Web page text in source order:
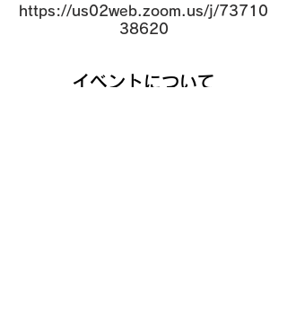
https://us02web.zoom.us/j/73710
38620
イベントについて